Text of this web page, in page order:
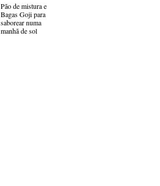
Pão de mistura e
Bagas Goji para
saborear numa
manhã de sol